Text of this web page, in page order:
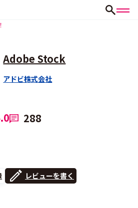
Adobe Stock
アドビ株式会社
288
レビューを書く